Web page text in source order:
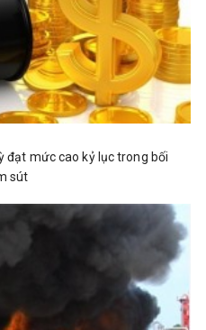
đạt mức cao kỷ lục trong bối
sút